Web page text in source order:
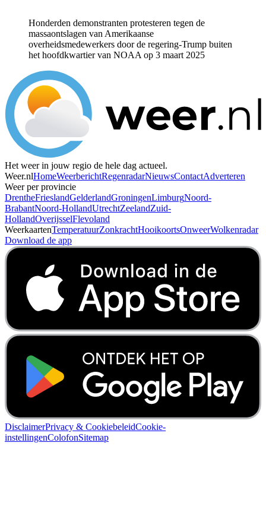
Honderden demonstranten protesteren tegen de
massaontslagen van Amerikaanse
overheidsmedewerkers door de regering-Trump buiten
het hoofdkwartier van NOAA op 3 maart 2025
Het weer in jouw regio de hele dag actueel.
Weer.nlHomeWeerberichtRegenradarNieuwsContactAdverteren
Weer per provincie
DrentheFrieslandGelderlandGroningenLimburgNoord-
BrabantNoord-HollandUtrechtZeelandZuid-
HollandOverijsselFlevoland
WeerkaartenTemperatuurZonkrachtHooikoortsOnweerWolkenradar
Download de app
DisclaimerPrivacy & CookiebeleidCookie-
instellingenColofonSitemap